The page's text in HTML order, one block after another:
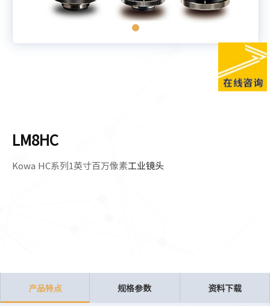
LM8HC
Kowa HC系列1英寸百万像素工业镜头
产品特点 规格参数 资料下载